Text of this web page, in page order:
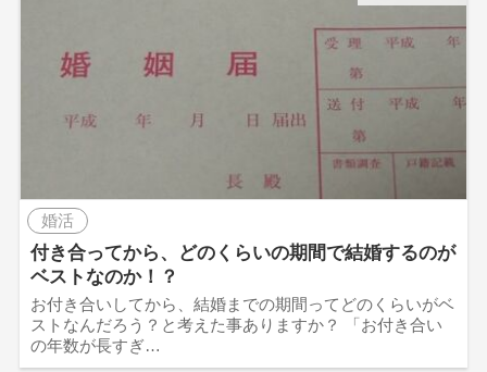
婚活
付き合ってから、どのくらいの期間で結婚するのが
ベストなのか！？
お付き合いしてから、結婚までの期間ってどのくらいがベ
ストなんだろう？と考えた事ありますか？ 「お付き合い
の年数が長すぎ…